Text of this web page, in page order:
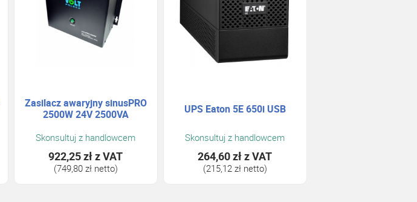
Zasilacz awaryjny sinusPRO
2500W 24V 2500VA
Skonsultuj z handlowcem
922,25 złz VAT
(749,80 zł netto)
UPS Eaton 5E 650i USB
Skonsultuj z handlowcem
264,60 złz VAT
(215,12 zł netto)